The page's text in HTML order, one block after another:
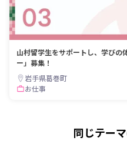
山村留学生をサポートし、学びの
ー」募集！
岩手県葛巻町
お仕事
同じテー